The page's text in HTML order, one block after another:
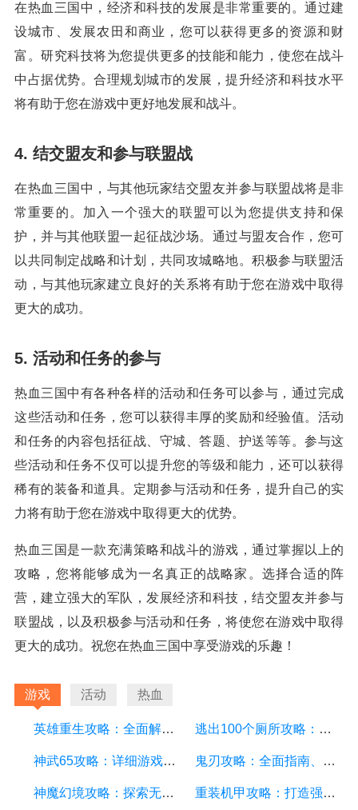
在热血三国中，经济和科技的发展是非常重要的。通过建
设城市、发展农田和商业，您可以获得更多的资源和财
富。研究科技将为您提供更多的技能和能力，使您在战斗
中占据优势。合理规划城市的发展，提升经济和科技水平
将有助于您在游戏中更好地发展和战斗。
4. 结交盟友和参与联盟战
在热血三国中，与其他玩家结交盟友并参与联盟战将是非
常重要的。加入一个强大的联盟可以为您提供支持和保
护，并与其他联盟一起征战沙场。通过与盟友合作，您可
以共同制定战略和计划，共同攻城略地。积极参与联盟活
动，与其他玩家建立良好的关系将有助于您在游戏中取得
更大的成功。
5. 活动和任务的参与
热血三国中有各种各样的活动和任务可以参与，通过完成
这些活动和任务，您可以获得丰厚的奖励和经验值。活动
和任务的内容包括征战、守城、答题、护送等等。参与这
些活动和任务不仅可以提升您的等级和能力，还可以获得
稀有的装备和道具。定期参与活动和任务，提升自己的实
力将有助于您在游戏中取得更大的优势。
热血三国是一款充满策略和战斗的游戏，通过掌握以上的
攻略，您将能够成为一名真正的战略家。选择合适的阵
营，建立强大的军队，发展经济和科技，结交盟友并参与
联盟战，以及积极参与活动和任务，将使您在游戏中取得
更大的成功。祝您在热血三国中享受游戏的乐趣！
游戏 活动 热血
英雄重生攻略：全面解析游戏中的技巧和策略 逃出100个厕所攻略：详细游戏攻略方面的描述
神武65攻略：详细游戏攻略方面的描述 鬼刃攻略：全面指南、技巧和秘籍，助你成为顶尖玩家
神魔幻境攻略：探索无尽的魔幻世界，成为顶尖玩家 重装机甲攻略：打造强大机甲，征服战场的终极指南